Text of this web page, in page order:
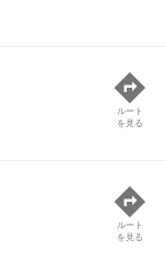
ルート
を見る
ルート
を見る